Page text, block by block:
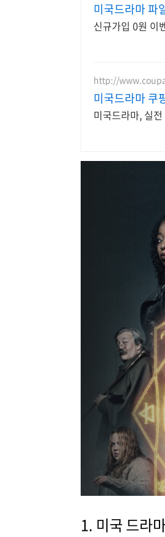
미국드라마 파
신규가입 0원 이
http://
미국드라마 쿠
미국드라마, 실
1. 미국 드라